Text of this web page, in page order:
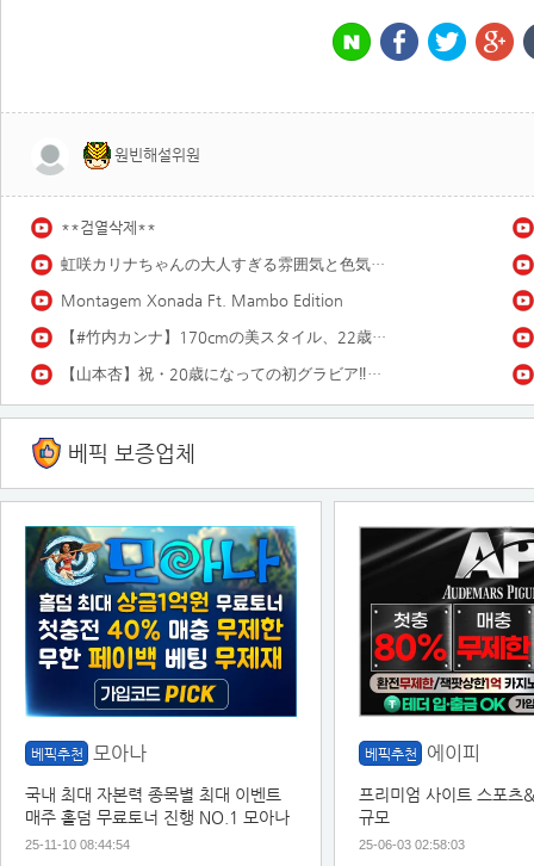
원빈해설위원
**검열삭제**
虹咲カリナちゃんの大人すぎる雰囲気と色気にノックアウト♡ 虹咲カリナ「雨上がり!18歳!!」
Montagem Xonada Ft. Mambo Edition
【#竹内カンナ】170cmの美スタイル、22歳とは思えぬ色気。――デジタル写真集『inevitable signs』好評発売中！ Kanna Takeuchi
【山本杏】祝・20歳になっての初グラビア‼︎ 過去イチ大人なあんころをお届け❤️
베픽 보증업체
베픽추천 모아나
국내 최대 자본력 종목별 최대 이벤트
매주 홀덤 무료토너 진행 NO.1 모아나
25-11-10 08:44:54
베픽추천 에이피
프리미엄 사이트 스포츠
규모
25-06-03 02:58:03